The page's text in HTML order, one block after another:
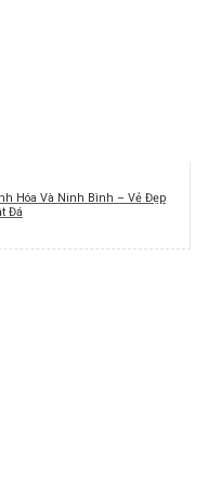
Hóa Và Ninh Bình – Vẻ Đẹp
Đá